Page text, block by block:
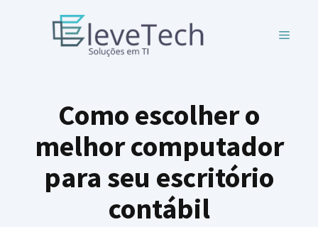
MENU
Como escolher o
melhor computador
para seu escritório
contábil